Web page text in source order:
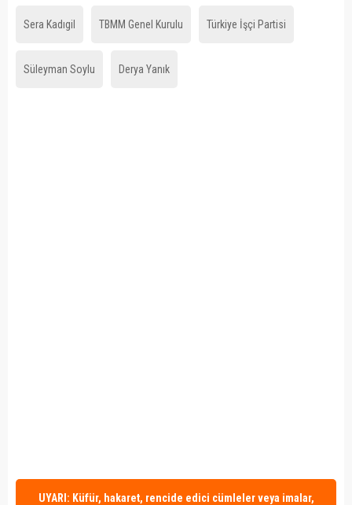
Sera Kadıgil TBMM Genel Kurulu Türkiye İşçi Partisi
Süleyman Soylu Derya Yanık
UYARI: Küfür, hakaret, rencide edici cümleler veya imalar,